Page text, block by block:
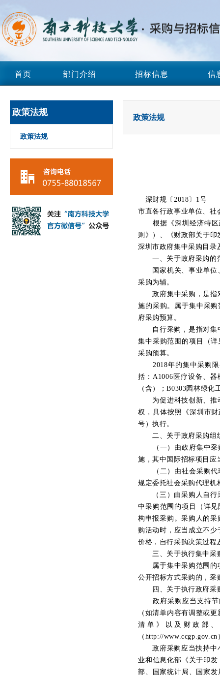
首页 部门介绍 招标信息 信
政策法规
政策法规
政策法规
深财规〔2018〕1号
市直各行政事业单位、社
根据《深圳经济特区
则》）、《财政部关于
深圳市政府集中采购目录
一、关于政府采购的
国家机关、事业单位、
采购为辅。
政府集中采购，是指对
施的采购。属于集中采
府采购预算。
自行采购，是指对集中
集中采购范围的项目（
采购预算。
2018年的集中采购限
括：A1006医疗设备、器
（含）；B0303园林绿
为促进科技创新、推动
权，具体按照《深圳市
号）执行。
二、关于政府采购组
（一）由政府集中采购
施，其中国际招标项目应
（二）由社会采购代理
规定委托社会采购代理机
（三）由采购人自行采
中采购范围的项目（详
构申报采购。采购人的
购活动时，应当成立不
价格，自行采购决策过程
三、关于执行集中采
属于集中采购范围的项
公开招标方式采购的，采
四、关于执行政府采
政府采购应当支持节
（如清单内容有调整或
清单》以及财政部
（http://
政府采购应当扶持中小
业和信息化部《关于印
部、国家统计局、国家